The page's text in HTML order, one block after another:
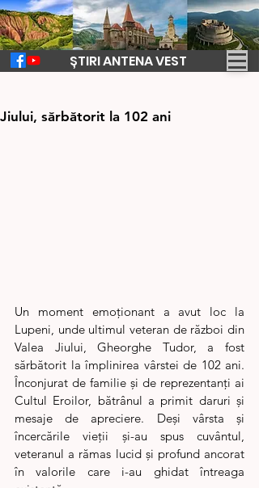
ȘTIRI ANTENA VEST
Jiului, sărbătorit la 102 ani
Un moment emoționant a avut loc la
Lupeni, unde ultimul veteran de război din
Valea Jiului, Gheorghe Tudor, a fost
sărbătorit la împlinirea vârstei de 102 ani.
Înconjurat de familie și de reprezentanți ai
Cultul Eroilor, bătrânul a primit daruri și
mesaje de apreciere. Deși vârsta și
încercările vieții și-au spus cuvântul,
veteranul a rămas lucid și profund ancorat
în valorile care i-au ghidat întreaga